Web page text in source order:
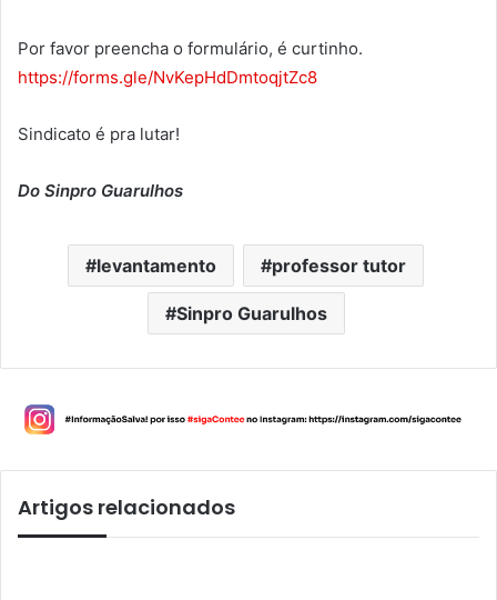
Por favor preencha o formulário, é curtinho.
https://forms.gle/NvKepHdDmtoqjtZc8
Sindicato é pra lutar!
Do Sinpro Guarulhos
levantamento professor tutor
Sinpro Guarulhos
Artigos relacionados